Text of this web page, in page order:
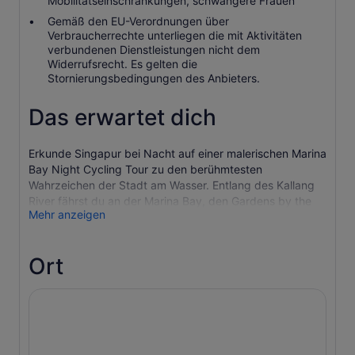
Gemäß den EU-Verordnungen über
Verbraucherrechte unterliegen die mit Aktivitäten
verbundenen Dienstleistungen nicht dem
Widerrufsrecht. Es gelten die
Stornierungsbedingungen des Anbieters.
Das erwartet dich
Erkunde Singapur bei Nacht auf einer malerischen Marina
Bay Night Cycling Tour zu den berühmtesten
Wahrzeichen der Stadt am Wasser. Entlang des Kallang
River fährst du an der Marina Bay, den Gardens by the
Bay, dem Singapore Flyer, der Helix Bridge und der
schillernden Lichtern erstrahlt.
Mehr anzeigen
Ort